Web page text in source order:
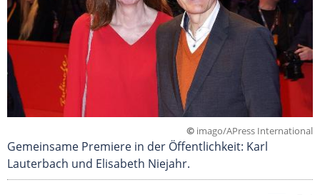
© imago/APress International
Gemeinsame Premiere in der Öffentlichkeit: Karl
Lauterbach und Elisabeth Niejahr.